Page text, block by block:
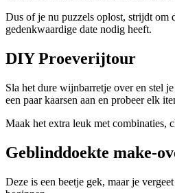
Dus of je nu puzzels oplost, strijdt om
gedenkwaardige date nodig heeft.
DIY Proeverijtour
Sla het dure wijnbarretje over en stel
een paar kaarsen aan en probeer elk
Maak het extra leuk met combinaties,
Geblinddoekte make-
Deze is een beetje gek, maar je